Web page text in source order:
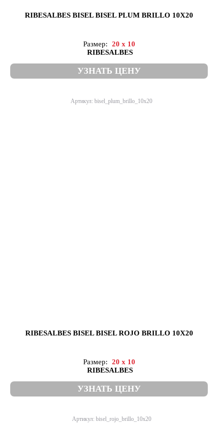
RIBESALBES BISEL BISEL PLUM BRILLO 10X20
Размер:
20 x 10
RIBESALBES
УЗНАТЬ ЦЕНУ
Артикул: bisel_plum_brillo_10x20
RIBESALBES BISEL BISEL ROJO BRILLO 10X20
Размер:
20 x 10
RIBESALBES
УЗНАТЬ ЦЕНУ
Артикул: bisel_rojo_brillo_10x20